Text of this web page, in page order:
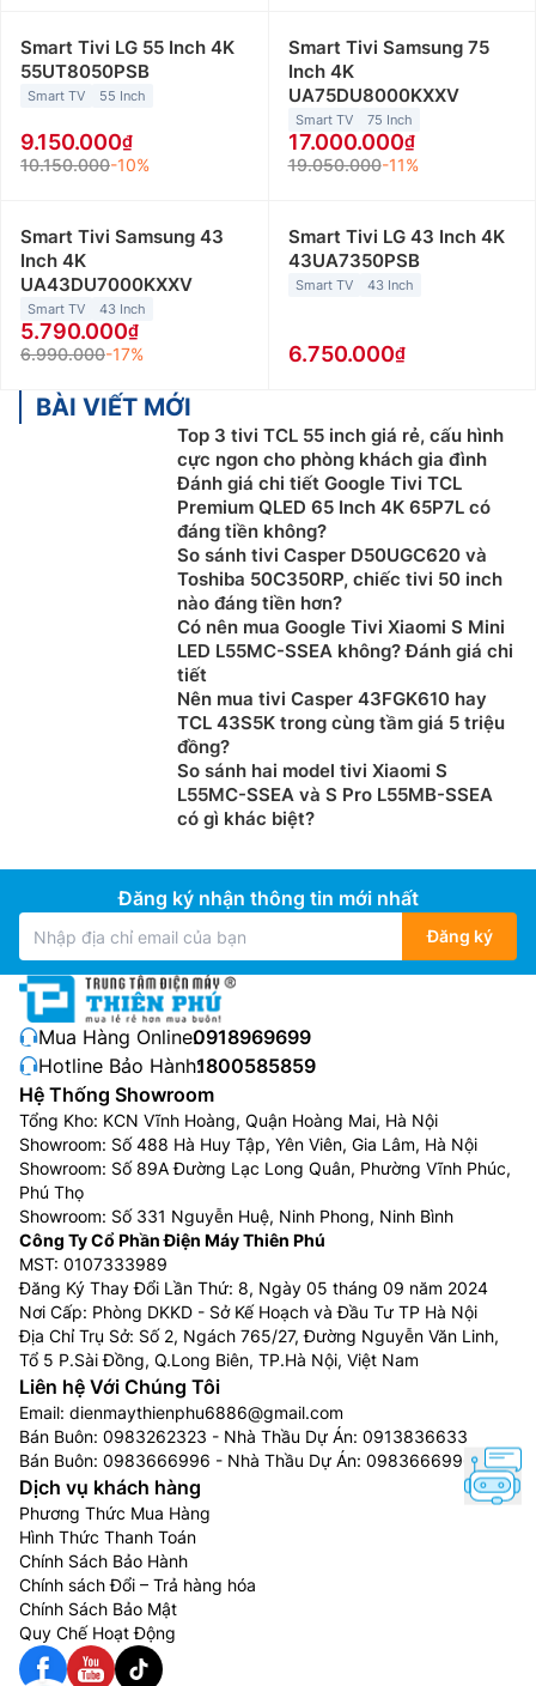
Smart Tivi LG 55 Inch 4K
55UT8050PSB
Smart TV 55 Inch
9.150.000
10.150.000-10%
Smart Tivi Samsung 75
Inch 4K
UA75DU8000KXXV
Smart TV 75 Inch
17.000.000
19.050.000-11%
Smart Tivi Samsung 43
Inch 4K
UA43DU7000KXXV
Smart TV 43 Inch
5.790.000
6.990.000-17%
Smart Tivi LG 43 Inch 4K
43UA7350PSB
Smart TV 43 Inch
6.750.000
BÀI VIẾT MỚI
Top 3 tivi TCL 55 inch giá rẻ, cấu hình
cực ngon cho phòng khách gia đình
Đánh giá chi tiết Google Tivi TCL
Premium QLED 65 Inch 4K 65P7L có
đáng tiền không?
So sánh tivi Casper D50UGC620 và
Toshiba 50C350RP, chiếc tivi 50 inch
nào đáng tiền hơn?
Có nên mua Google Tivi Xiaomi S Mini
LED L55MC-SSEA không? Đánh giá chi
tiết
Nên mua tivi Casper 43FGK610 hay
TCL 43S5K trong cùng tầm giá 5 triệu
đồng?
So sánh hai model tivi Xiaomi S
L55MC-SSEA và S Pro L55MB-SSEA
có gì khác biệt?
Đăng ký nhận thông tin mới nhất
Đăng ký
Mua Hàng Online:0918969699
Hotline Bảo Hành:1800585859
Hệ Thống Showroom
Tổng Kho: KCN Vĩnh Hoàng, Quận Hoàng Mai, Hà Nội
Showroom: Số 488 Hà Huy Tập, Yên Viên, Gia Lâm, Hà Nội
Showroom: Số 89A Đường Lạc Long Quân, Phường Vĩnh Phúc,
Phú Thọ
Showroom: Số 331 Nguyễn Huệ, Ninh Phong, Ninh Bình
Công Ty Cổ Phần Điện Máy Thiên Phú
MST: 0107333989
Đăng Ký Thay Đổi Lần Thứ: 8, Ngày 05 tháng 09 năm 2024
Nơi Cấp: Phòng DKKD - Sở Kế Hoạch và Đầu Tư TP Hà Nội
Địa Chỉ Trụ Sở: Số 2, Ngách 765/27, Đường Nguyễn Văn Linh,
Tổ 5 P.Sài Đồng, Q.Long Biên, TP.Hà Nội, Việt Nam
Liên hệ Với Chúng Tôi
Email: dienmaythienphu6886@gmail.com
Bán Buôn: 0983262323 - Nhà Thầu Dự Án: 0913836633
Bán Buôn: 0983666996 - Nhà Thầu Dự Án: 0983666996
Dịch vụ khách hàng
Phương Thức Mua Hàng
Hình Thức Thanh Toán
Chính Sách Bảo Hành
Chính sách Đổi – Trả hàng hóa
Chính Sách Bảo Mật
Quy Chế Hoạt Động